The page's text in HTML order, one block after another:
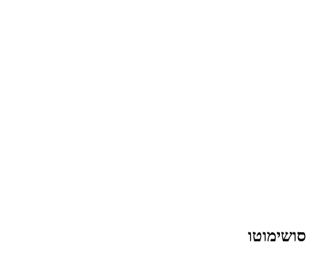
– רשת מסעדות אסיאתיות כשרות